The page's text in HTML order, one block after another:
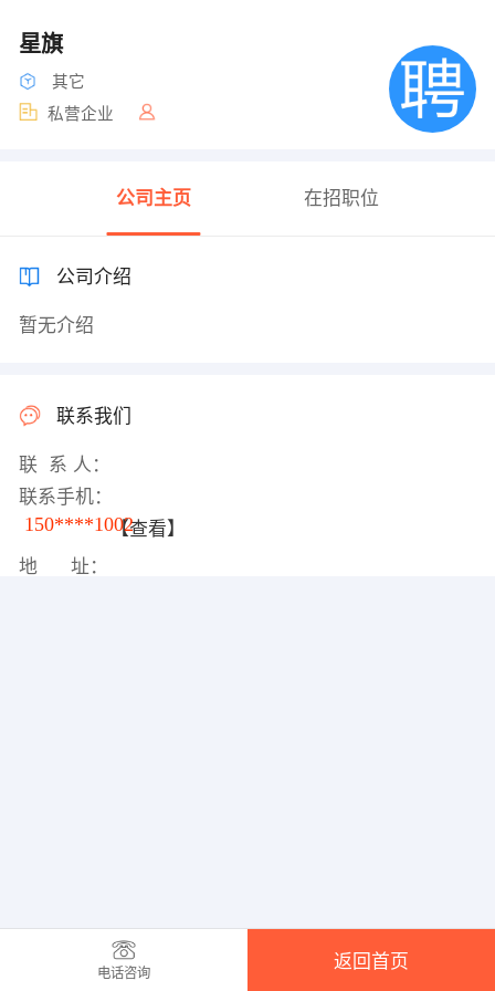
星旗
其它
私营企业
公司主页 在招职位
公司介绍
暂无介绍
联系我们
联 系 人：
联系手机：
150****1002【查看】
地 址：
电话咨询
返回首页